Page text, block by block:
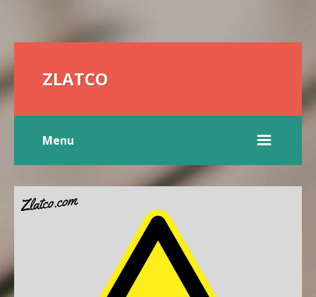
ZLATCO
Menu